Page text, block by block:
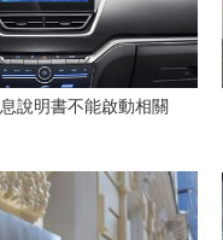
說明書不能啟動相關
景構思）